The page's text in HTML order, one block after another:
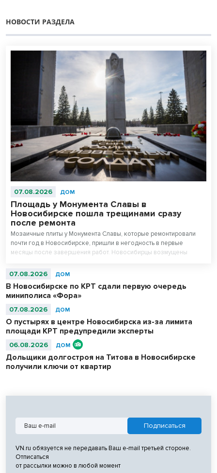
НОВОСТИ РАЗДЕЛА
07.08.2026 ДОМ
Площадь у Монумента Славы в
Новосибирске пошла трещинами сразу
после ремонта
Мозаичные плиты у Монумента Славы, которые ремонтировали
почти год в Новосибирске, пришли в негодность в первые
месяцы после завершения работ. Новосибирцы возмущены
07.08.2026 ДОМ
В Новосибирске по КРТ сдали первую очередь
миниполиса «Фора»
07.08.2026 ДОМ
О пустырях в центре Новосибирска из-за лимита
площади КРТ предупредили эксперты
06.08.2026 ДОМ
Дольщики долгостроя на Титова в Новосибирске
получили ключи от квартир
VN.ru обязуется не передавать Ваш e-mail третьей стороне.
Отписаться
от рассылки можно в любой момент